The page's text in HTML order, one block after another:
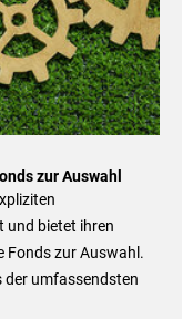
zur Auswahl
und bietet ihren
Fonds zur Auswahl.
der umfassendsten